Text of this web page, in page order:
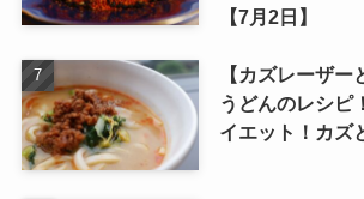
【7月2日】
【カズレーザ
うどんのレシピ
イエット！カズ